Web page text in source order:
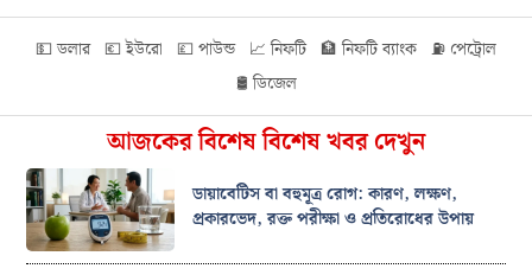
💵 ডলার 💶 ইউরো 💷 পাউন্ড 📈 নিফটি 🏦 নিফটি ব্যাংক ⛽ পেট্রোল
🛢️ ডিজেল
আজকের বিশেষ বিশেষ খবর দেখুন
ডায়াবেটিস বা বহুমূত্র রোগ: কারণ, লক্ষণ,
প্রকারভেদ, রক্ত পরীক্ষা ও প্রতিরোধের উপায়